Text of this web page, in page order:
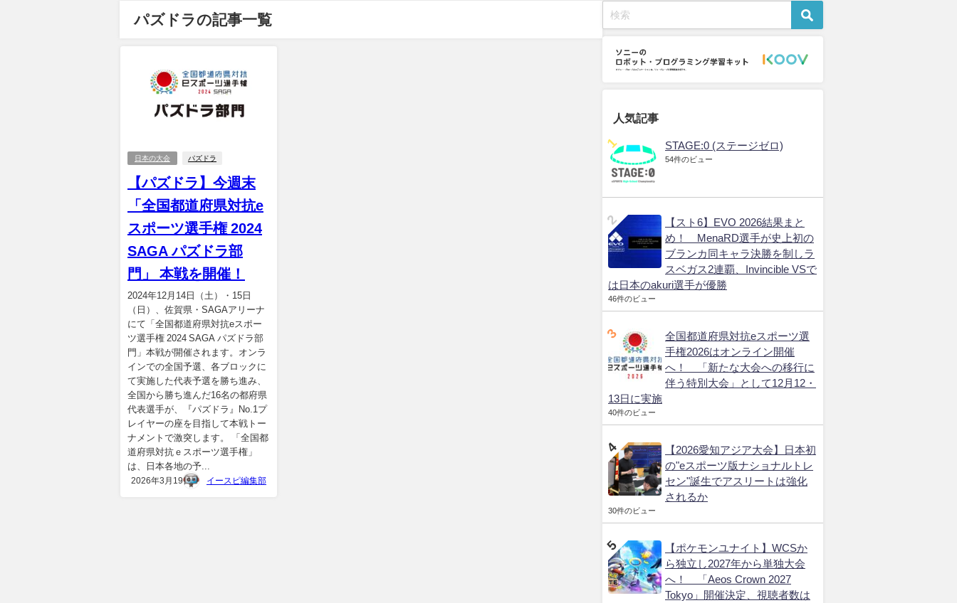
パズドラの記事一覧
日本の大会 パズドラ
【パズドラ】今週末
「全国都道府県対抗e
スポーツ選手権 2024
SAGA パズドラ部
門」 本戦を開催！
2024年12月14日（土）・15日
（日）、佐賀県・SAGAアリーナ
にて「全国都道府県対抗eスポー
ツ選手権 2024 SAGA パズドラ部
門」本戦が開催されます。オンラ
インでの全国予選、各ブロックに
て実施した代表予選を勝ち進み、
全国から勝ち進んだ16名の都府県
代表選手が、『パズドラ』No.1プ
レイヤーの座を目指して本戦トー
ナメントで激突します。 「全国都
道府県対抗ｅスポーツ選手権」
は、日本各地の予...
2026年3月19日 イースピ編集部
人気記事
STAGE:0 (ステージゼロ)
54件のビュー
【スト6】EVO 2026結果まと
め！ MenaRD選手が史上初の
ブランカ同キャラ決勝を制しラ
スベガス2連覇、Invincible VSで
は日本のakuri選手が優勝
46件のビュー
全国都道府県対抗eスポーツ選
手権2026はオンライン開催
へ！ 「新たな大会への移行に
伴う特別大会」として12月12・
13日に実施
40件のビュー
【2026愛知アジア大会】日本初
の"eスポーツ版ナショナルトレ
セン"誕生でアスリートは強化
されるか
30件のビュー
【ポケモンユナイト】WCSか
ら独立し2027年から単独大会
へ！ 「Aeos Crown 2027
Tokyo」開催決定、視聴者数は